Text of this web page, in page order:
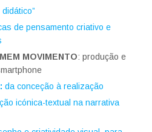
de pensamento criativo e
EM MOVIMENTO: produção e
da conceção à realização
icónica-textual na narrativa